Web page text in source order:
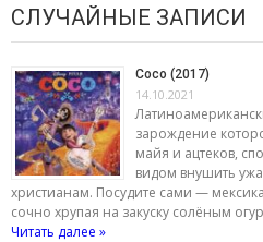
СЛУЧАЙНЫЕ ЗАПИСИ
Coco (2017)
14.10.2021
зарождение
майя и ацтеков,
видом внушить
христианам. Посудите сами —
сочно хрупая на закуску солёным
Читать далее »